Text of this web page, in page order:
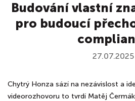
Budování vlastní
pro budoucí
27.07.2025
Chytrý Honza sází na nezávislost a
videorozhovoru to tvrdí Matěj